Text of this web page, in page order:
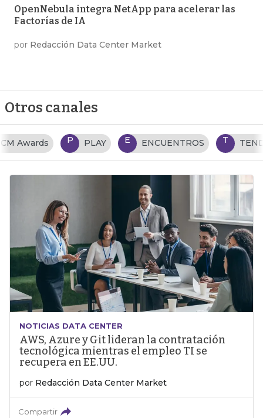
OpenNebula integra NetApp para acelerar las
Factorías de IA
por Redacción Data Center Market
Otros canales
P PLAY E ENCUENTROS T TENDENCIAS TI
NOTICIAS DATA CENTER
AWS, Azure y Git lideran la contratación
tecnológica mientras el empleo TI se
recupera en EE.UU.
por Redacción Data Center Market
Compartir